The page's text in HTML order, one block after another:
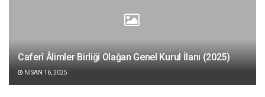
Caferî Âlimler Birliği Olağan Genel Kurul İlanı (2025)
NISAN 16, 2025